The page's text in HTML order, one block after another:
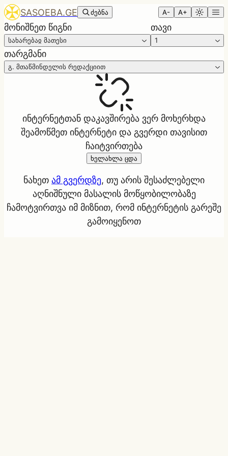
SASOEBA.GE ძებნა A- A+
მონიშნეთ წიგნი
სახარებაჲ მათესი
თავი
1
თარგმანი
გ. მთაწმინდელის რედაქციით
ინტერნეტთან დაკავშირება ვერ მოხერხდა
შეამოწმეთ ინტერნეტი და გვერდი თავისით
ჩაიტვირთება
ხელახლა ცდა
ნახეთ ამ გვერდზე, თუ არის შესაძლებელი
აღნიშნული მასალის მოწყობილობაზე
ჩამოტვირთვა იმ მიზნით, რომ ინტერნეტის გარეშე
გამოიყენოთ